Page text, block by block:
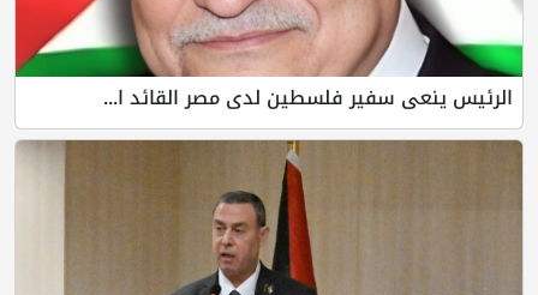
الرئيس ينعى سفير فلسطين لدى مصر القائد ا...